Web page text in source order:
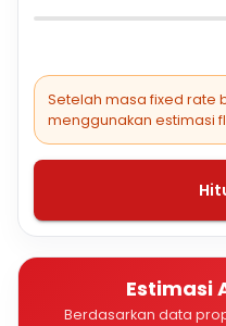
Setelah masa fixed rate
menggunakan estimasi
Estimasi
Berdasarkan data